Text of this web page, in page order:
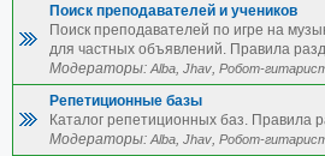
Поиск преподавателей и учеников
Поиск преподавателей по игре на
для частных объявлений. Правила
Модераторы:Alba, Jhav, Робот-
Репетиционные базы
Каталог репетиционных баз. Правила
Модераторы:Alba, Jhav, Робот-